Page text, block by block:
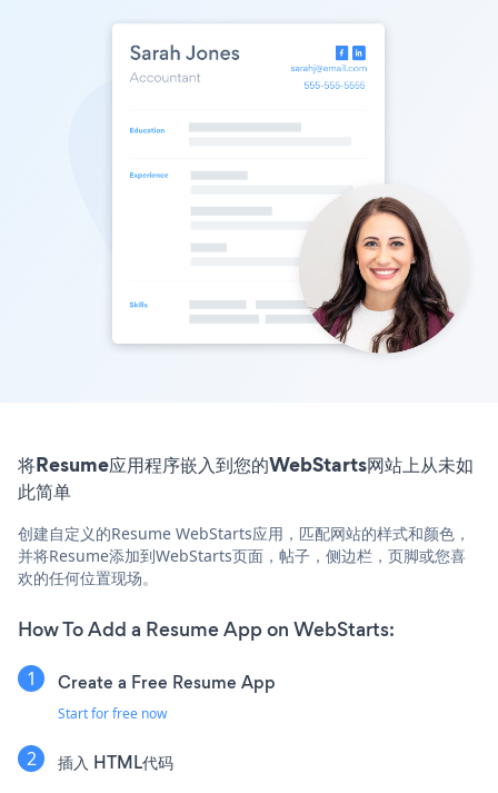
将Resume应用程序嵌入到您的WebStarts网站上从未如
此简单
创建自定义的Resume WebStarts应用，匹配网站的样式和颜色，
并将Resume添加到WebStarts页面，帖子，侧边栏，页脚或您喜
欢的任何位置现场。
How To Add a Resume App on WebStarts:
Create a Free Resume App
Start for free now
插入 HTML代码